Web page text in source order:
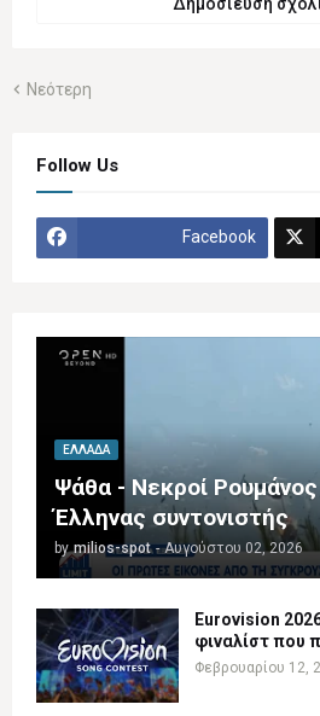
Νεότερη
Follow Us
Facebook
ΕΛΛΆΔΑ
Ψάθα - Νεκροί Ρουμάνος
Έλληνας συντονιστής
by milios-spot - Αυγούστου 02, 2026
Eurovision
φιναλίστ που
Φεβρουαρίου 12,